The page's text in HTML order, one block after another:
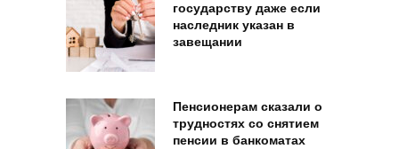
государству даже если
наследник указан в
завещании
Пенсионерам сказали о
трудностях со снятием
пенсии в банкоматах